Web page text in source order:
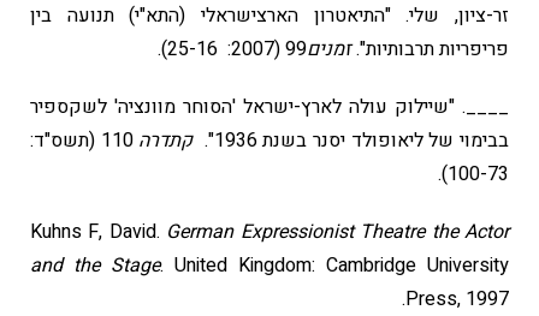
זר-ציון, שלי. "התיאטרון הארצישראלי (התא"י) תנועה בין
פריפריות תרבותיות".זמנים99 (2007: 25-16).
____. "שיילוק עולה לארץ-ישראל 'הסוחר מוונציה' לשקספיר
בבימוי של ליאופולד יסנר בשנת 1936".
קתדרה
110 (תשס"ד:
100-73).
Kuhns F, David. German Expressionist Theatre the Actor
and the Stage. United Kingdom: Cambridge University
Press, 1997.